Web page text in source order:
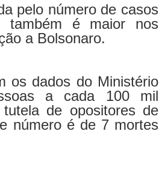
pelo número de casos
também é maior nos
a Bolsonaro.
os dados do Ministério
a cada 100 mil
de opositores de
número é de 7 mortes